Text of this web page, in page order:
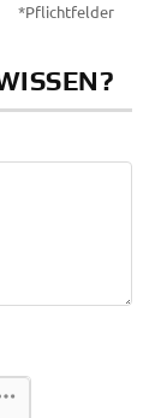
*Pflichtfelder